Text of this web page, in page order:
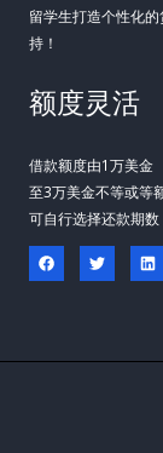
留学生打造个性化
持！
额度灵活
借款额度由1万美金
至3万美金不等或等
可自行选择还款期